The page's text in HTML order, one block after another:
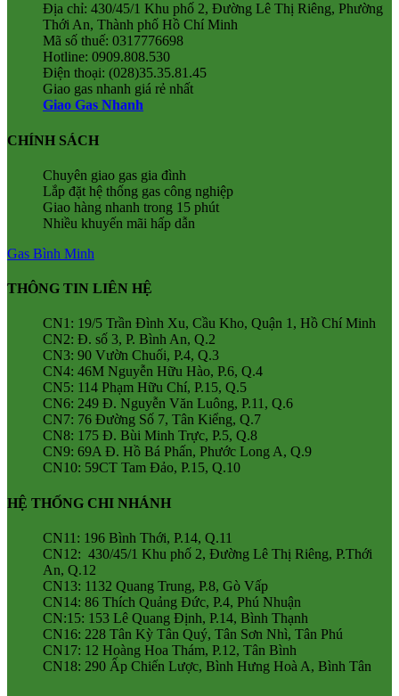
Địa chỉ: 430/45/1 Khu phố 2, Đường Lê Thị Riêng, Phường
Thới An, Thành phố Hồ Chí Minh
Mã số thuế: 0317776698
Hotline: 0909.808.530
Điện thoại: (028)35.35.81.45
Giao gas nhanh giá rẻ nhất
Giao Gas Nhanh
CHÍNH SÁCH
Chuyên giao gas gia đình
Lắp đặt hệ thống gas công nghiệp
Giao hàng nhanh trong 15 phút
Nhiều khuyến mãi hấp dẫn
Gas Bình Minh
THÔNG TIN LIÊN HỆ
CN1: 19/5 Trần Đình Xu, Cầu Kho, Quận 1, Hồ Chí Minh
CN2: Đ. số 3, P. Bình An, Q.2
CN3: 90 Vườn Chuối, P.4, Q.3
CN4: 46M Nguyễn Hữu Hào, P.6, Q.4
CN5: 114 Phạm Hữu Chí, P.15, Q.5
CN6: 249 Đ. Nguyễn Văn Luông, P.11, Q.6
CN7: 76 Đường Số 7, Tân Kiểng, Q.7
CN8: 175 Đ. Bùi Minh Trực, P.5, Q.8
CN9: 69A Đ. Hồ Bá Phấn, Phước Long A, Q.9
CN10: 59CT Tam Đảo, P.15, Q.10
HỆ THỐNG CHI NHÁNH
CN11: 196 Bình Thới, P.14, Q.11
CN12: 430/45/1 Khu phố 2, Đường Lê Thị Riêng, P.Thới
An, Q.12
CN13: 1132 Quang Trung, P.8, Gò Vấp
CN14: 86 Thích Quảng Đức, P.4, Phú Nhuận
CN:15: 153 Lê Quang Định, P.14, Bình Thạnh
CN16: 228 Tân Kỳ Tân Quý, Tân Sơn Nhì, Tân Phú
CN17: 12 Hoàng Hoa Thám, P.12, Tân Bình
CN18: 290 Ấp Chiến Lược, Bình Hưng Hoà A, Bình Tân